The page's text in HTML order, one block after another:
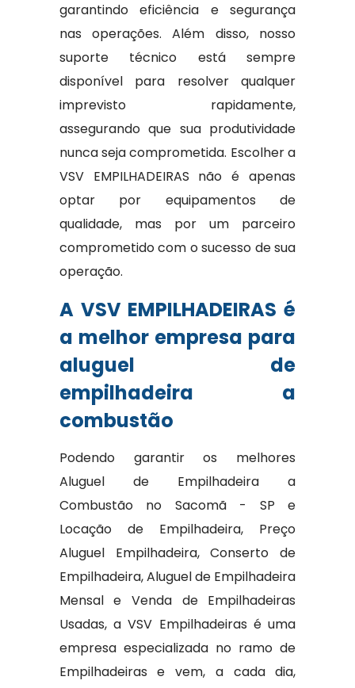
garantindo eficiência e segurança
nas operações. Além disso, nosso
suporte técnico está sempre
disponível para resolver qualquer
imprevisto rapidamente,
assegurando que sua produtividade
nunca seja comprometida. Escolher a
VSV EMPILHADEIRAS não é apenas
optar por equipamentos de
qualidade, mas por um parceiro
comprometido com o sucesso de sua
operação.
A VSV EMPILHADEIRAS é
a melhor empresa para
aluguel de
empilhadeira a
combustão
Podendo garantir os melhores
Aluguel de Empilhadeira a
Combustão no Sacomã - SP e
Locação de Empilhadeira, Preço
Aluguel Empilhadeira, Conserto de
Empilhadeira, Aluguel de Empilhadeira
Mensal e Venda de Empilhadeiras
Usadas, a VSV Empilhadeiras é uma
empresa especializada no ramo de
Empilhadeiras e vem, a cada dia,